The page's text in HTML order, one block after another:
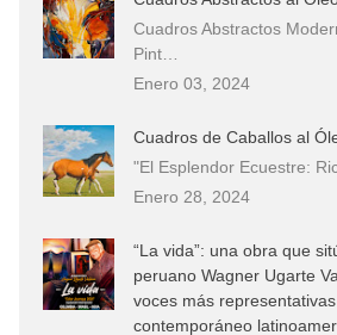
Cuadros Abstractos
Pint…
Enero 03, 2024
Cuadros de Caballos al
"El Esplendor Ecuestre:
Enero 28, 2024
“La vida”: una obra que
peruano Wagner Ugarte
voces más
contemporáneo